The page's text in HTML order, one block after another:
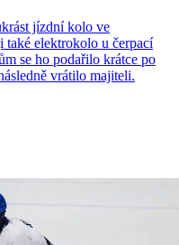
jízdní kolo ve
také elektrokolo u čerpací
se ho podařilo krátce po
vrátilo majiteli.